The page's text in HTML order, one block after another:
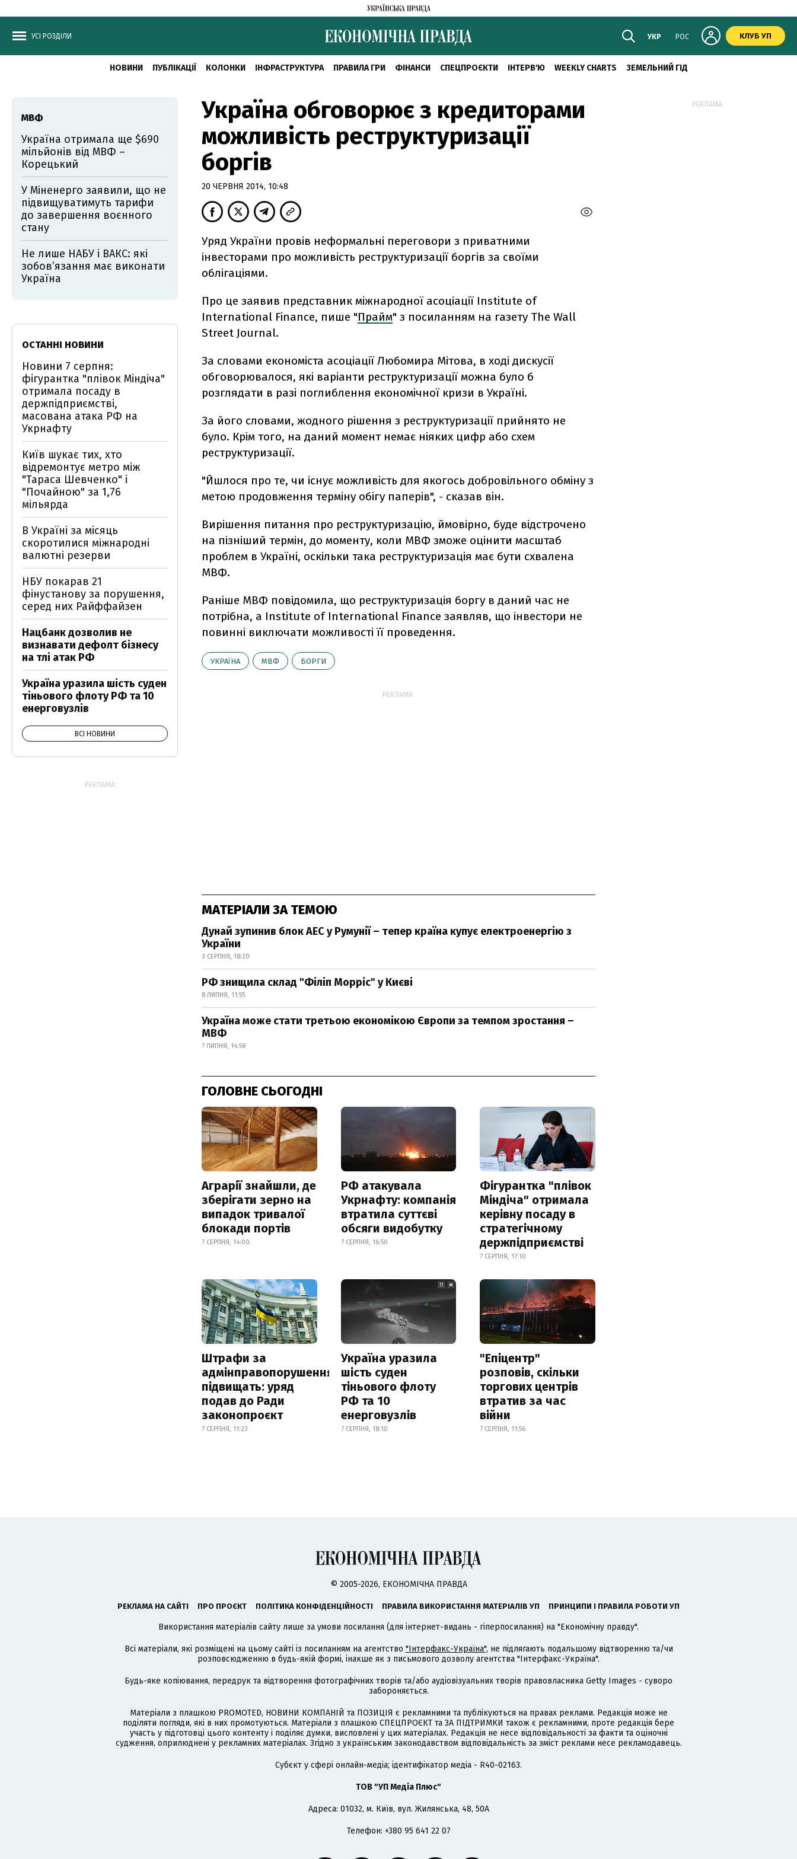
УСІ РОЗДІЛИ УКР РОС КЛУБ УП
НОВИНИ ПУБЛІКАЦІЇ КОЛОНКИ ІНФРАСТРУКТУРА ПРАВИЛА ГРИ ФІНАНСИ СПЕЦПРОЄКТИ ІНТЕРВ'Ю WEEKLY CHARTS ЗЕМЕЛЬНИЙ ГІД
Україна обговорює з кредиторами
можливість реструктуризації
боргів
20 ЧЕРВНЯ 2014, 10:48
Уряд України провів неформальні переговори з приватними
інвесторами про можливість реструктуризації боргів за своїми
облігаціями.
Про це заявив представник міжнародної асоціації Institute of
International Finance, пише "Прайм" з посиланням на газету The Wall
Street Journal.
За словами економіста асоціації Любомира Мітова, в ході дискусії
обговорювалося, які варіанти реструктуризації можна було б
розглядати в разі поглиблення економічної кризи в Україні.
За його словами, жодного рішення з реструктуризації прийнято не
було. Крім того, на даний момент немає ніяких цифр або схем
реструктуризації.
"Йшлося про те, чи існує можливість для якогось добровільного обміну з
метою продовження терміну обігу паперів", - сказав він.
Вирішення питання про реструктуризацію, ймовірно, буде відстрочено
на пізніший термін, до моменту, коли МВФ зможе оцінити масштаб
проблем в Україні, оскільки така реструктуризація має бути схвалена
МВФ.
Раніше МВФ повідомила, що реструктуризація боргу в даний час не
потрібна, а Institute of International Finance заявляв, що інвестори не
повинні виключати можливості її проведення.
УКРАЇНА МВФ БОРГИ
РЕКЛАМА:
МАТЕРІАЛИ ЗА ТЕМОЮ
Дунай зупинив блок АЕС у Румунії – тепер країна купує електроенергію з
України
3 СЕРПНЯ, 18:20
РФ знищила склад "Філіп Морріс" у Києві
8 ЛИПНЯ, 11:55
Україна може стати третьою економікою Європи за темпом зростання –
МВФ
7 ЛИПНЯ, 14:58
ГОЛОВНЕ СЬОГОДНІ
Аграрії знайшли, де
зберігати зерно на
випадок тривалої
блокади портів
7 СЕРПНЯ, 14:00
РФ атакувала
Укрнафту: компанія
втратила суттєві
обсяги видобутку
7 СЕРПНЯ, 16:50
Фігурантка "плівок
Міндіча" отримала
керівну посаду в
стратегічному
держпідприємстві
7 СЕРПНЯ, 17:10
Штрафи за
адмінправопорушення
підвищать: уряд
подав до Ради
законопроєкт
7 СЕРПНЯ, 11:23
Україна уразила
шість суден
тіньового флоту
РФ та 10
енерговузлів
7 СЕРПНЯ, 18:10
"Епіцентр"
розповів, скільки
торгових центрів
втратив за час
війни
7 СЕРПНЯ, 11:56
МВФ
Україна отримала ще $690
мільйонів від МВФ –
Корецький
У Міненерго заявили, що не
підвищуватимуть тарифи
до завершення воєнного
стану
Не лише НАБУ і ВАКС: які
зобов’язання має виконати
Україна
ОСТАННІ НОВИНИ
Новини 7 серпня:
фігурантка "плівок Міндіча"
отримала посаду в
держпідприємстві,
масована атака РФ на
Укрнафту
Київ шукає тих, хто
відремонтує метро між
"Тараса Шевченко" і
"Почайною" за 1,76
мільярда
В Україні за місяць
скоротилися міжнародні
валютні резерви
НБУ покарав 21
фінустанову за порушення,
серед них Райффайзен
Нацбанк дозволив не
визнавати дефолт бізнесу
на тлі атак РФ
Україна уразила шість суден
тіньового флоту РФ та 10
енерговузлів
ВСІ НОВИНИ
РЕКЛАМА:
РЕКЛАМА:
© 2005-2026, ЕКОНОМІЧНА ПРАВДА
РЕКЛАМА НА САЙТІ ПРО ПРОЄКТ ПОЛІТИКА КОНФІДЕНЦІЙНОСТІ ПРАВИЛА ВИКОРИСТАННЯ МАТЕРІАЛІВ УП ПРИНЦИПИ І ПРАВИЛА РОБОТИ УП
Використання матеріалів сайту лише за умови посилання (для інтернет-видань - гіперпосилання) на "Економічну правду".
Всі матеріали, які розміщені на цьому сайті із посиланням на агентство "Інтерфакс-Україна", не підлягають подальшому відтворенню та/чи
розповсюдженню в будь-якій формі, інакше як з письмового дозволу агентства "Інтерфакс-Україна".
Будь-яке копіювання, передрук та відтворення фотографічних творів та/або аудіовізуальних творів правовласника Getty Images - суворо
забороняється.
Матеріали з плашкою PROMOTED, НОВИНИ КОМПАНІЙ та ПОЗИЦІЯ є рекламними та публікуються на правах реклами. Редакція може не
поділяти погляди, які в них промотуються. Матеріали з плашкою СПЕЦПРОЄКТ та ЗА ПІДТРИМКИ також є рекламними, проте редакція бере
участь у підготовці цього контенту і поділяє думки, висловлені у цих матеріалах. Редакція не несе відповідальності за факти та оціночні
судження, оприлюднені у рекламних матеріалах. Згідно з українським законодавством відповідальність за зміст реклами несе рекламодавець.
Cубєкт у сфері онлайн-медіа; ідентифікатор медіа - R40-02163.
ТОВ "УП Медіа Плюс"
Адреса: 01032, м. Київ, вул. Жилянська, 48, 50А
Телефон: +380 95 641 22 07